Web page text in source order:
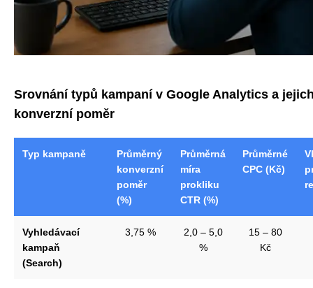
Srovnání typů kampaní v Google Analytics a
konverzní poměr
Typ kampaně
Průměrný
konverzní
poměr
(%)
Průměrná
míra
prokliku
CTR (%)
Průměrné
CPC (Kč)
Vyhledávací
kampaň
(Search)
3,75 %
2,0 – 5,0
%
15 – 80
Kč